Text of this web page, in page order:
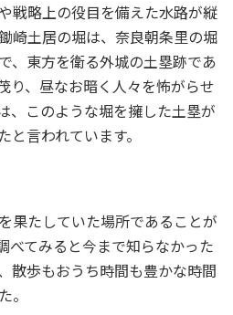
戦略上の役目を備えた水路が縦
崎土居の堀は、奈良朝条里の堀
、東方を衛る外城の土塁跡であ
り、昼なお暗く人々を怖がらせ
、このような堀を擁した土塁が
と言われています。
果たしていた場所であることが
べてみると今まで知らなかった
散歩もおうち時間も豊かな時間
。